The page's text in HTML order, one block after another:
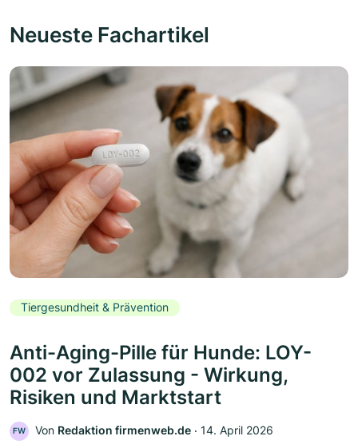
Neueste Fachartikel
Tiergesundheit & Prävention
Anti-Aging-Pille für Hunde: LOY-
002 vor Zulassung - Wirkung,
Risiken und Marktstart
FW Von Redaktion firmenweb.de ‧ 14. April 2026